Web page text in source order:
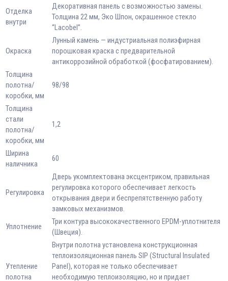
Отделка
внутри
Декоративная панель с возможностью замены.
Толщина 22 мм, Эко Шпон, окрашенное стекло
“Lacobel”.
Окраска
Лунный камень — индустриальная полиэфирная
порошковая краска с предварительной
антикоррозийной обработкой (фосфатированием).
Толщина
полотна/
коробки, мм
98/98
Толщина
стали
полотна/
коробки, мм
1,2
Ширина
наличника
60
Регулировка
Дверь укомплектована эксцентриком, правильная
регулировка которого обеспечивает легкость
открывания двери и беспрепятственную работу
замковых механизмов.
Уплотнение
Три контура высококачественного EPDM-уплотнителя
(Швеция).
Утепление
полотна
Внутри полотна установлена конструкционная
теплоизоляционная панель SIP (Structural Insulated
Panel), которая не только обеспечивает
необходимую теплоизоляцию, но и придает